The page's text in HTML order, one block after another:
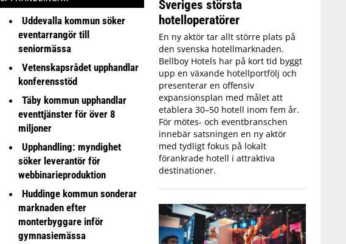
Uddevalla kommun söker
eventarrangör till
seniormässa
Vetenskapsrådet upphandlar
konferensstöd
Täby kommun upphandlar
eventtjänster för över 8
miljoner
Upphandling: myndighet
söker leverantör för
webbinarieproduktion
Huddinge kommun sonderar
marknaden efter
monterbyggare inför
gymnasiemässa
Sveriges största
hotelloperatörer
En ny aktör tar allt större plats på
den svenska hotellmarknaden.
Bellboy Hotels har på kort tid byggt
upp en växande hotellportfölj och
presenterar en offensiv
expansionsplan med målet att
etablera 30–50 hotell inom fem år.
För mötes- och eventbranschen
innebär satsningen en ny aktör
med tydligt fokus på lokalt
förankrade hotell i attraktiva
destinationer.